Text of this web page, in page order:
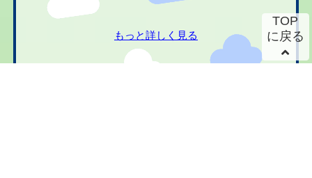
もっと詳しく見る
TOP
に戻る